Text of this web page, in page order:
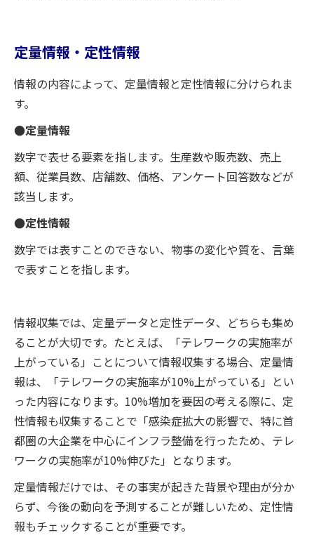
定量情報・定性情報
情報の内容によって、定量情報と定性情報に分けられま
す。
●定量情報
数字で表せる要素を指します。生産数や販売数、売上
額、従業員数、店舗数、価格、アンケート回答数などが
該当します。
●定性情報
数字では表すことのできない、物事の変化や質を、言葉
で表すことを指します。
情報収集では、定量データと定性データ、どちらも集め
ることが大切です。たとえば、「テレワークの実施率が
上がっている」ことについて情報収集する場合、定量情
報は、「テレワークの実施率が10%上がっている」とい
った内容になります。10%増加を要因の考える際に、定
性情報も収集することで「感染症拡大の影響で、特に首
都圏の大企業を中心にインフラ整備を行ったため、テレ
ワークの実施率が10%伸びた」となります。
定量情報だけでは、その事実が起きた背景や理由が分か
らず、今後の動向を予測することが難しいため、定性情
報もチェックすることが重要です。